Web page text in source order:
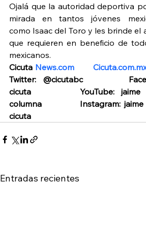
Ojalá que la autoridad deportiva
mirada en tantos jóvenes
como Isaac del Toro y les brinde el
que requieren en beneficio de
mexicanos.
Cicuta News.com
Twitter: @cicutabc
cicuta        YouTube: jaime
columna           Instagram:
cicuta
Entradas recientes